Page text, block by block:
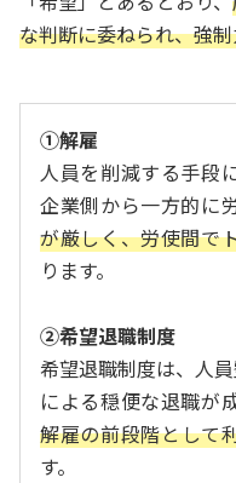
な判断に委ねられ、強
①解雇
人員を削減する手段
企業側から一方的に
が厳しく、労使間で
ります。
②希望退職制度
希望退職制度は、人
による穏便な退職が
解雇の前段階として
す。